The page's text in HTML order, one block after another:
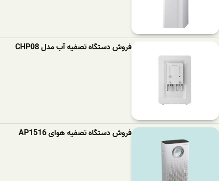
فروش دستگاه تصفیه آب مدل CHP08
فروش دستگاه تصفیه هوای AP1516